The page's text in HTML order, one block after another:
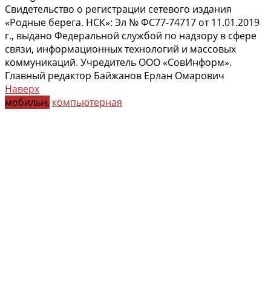
Свидетельство о регистрации сетевого издания
«Родные берега. НСК»: Эл № ФС77-74717 от 11.01.2019
г., выдано Федеральной службой по надзору в сфере
связи, информационных технологий и массовых
коммуникаций. Учредитель ООО «СовИнформ».
Главный редактор Байжанов Ерлан Омарович
Наверх
мобильн. компьютерная